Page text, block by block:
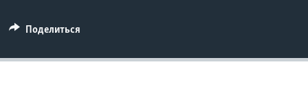
Поделиться